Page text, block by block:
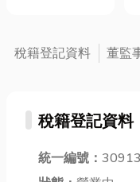
到家，那種累
了一整天卻還
煩。這就是清
原因 —— 除了
是一家貼近你
稅籍登記資料 董監
稅籍登記資料
統一編號：